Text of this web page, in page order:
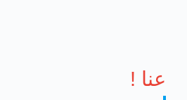
عنا !